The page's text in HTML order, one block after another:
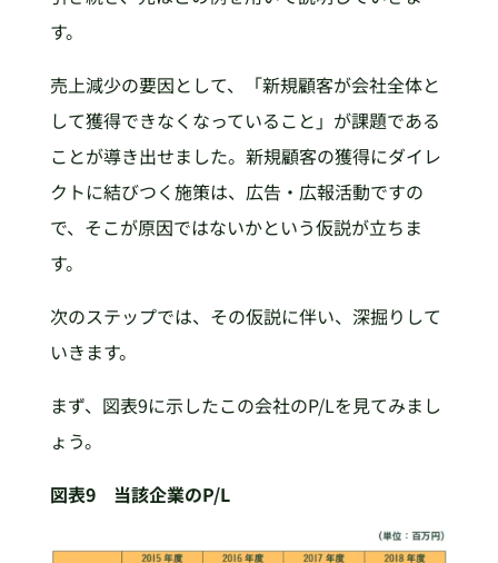
す。
売上減少の要因として、「新規顧客が会社全体と
して獲得できなくなっていること」が課題である
ことが導き出せました。新規顧客の獲得にダイレ
クトに結びつく施策は、広告・広報活動ですの
で、そこが原因ではないかという仮説が立ちま
す。
次のステップでは、その仮説に伴い、深掘りして
いきます。
まず、図表9に示したこの会社のP/Lを見てみまし
ょう。
図表9 当該企業のP/L